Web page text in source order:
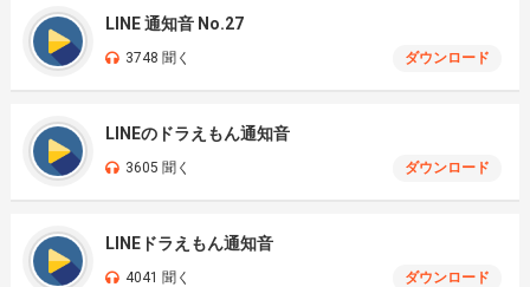
LINE 通知音 No.27
3748 聞く ダウンロード
LINEのドラえもん通知音
3605 聞く ダウンロード
LINEドラえもん通知音
4041 聞く ダウンロード